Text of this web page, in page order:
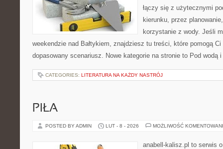
łączy się z użytecznymi
kierunku, przez
korzystanie z wody. Jeśli
weekendzie nad Bałtykiem, znajdziesz tu treści, które pomogą Ci
dopasowany scenariusz. Nowe kategorie na stronie to Pod
CATEGORIES: LITERATURA NA KAŻDY NASTRÓJ
PIŁA
POSTED BY ADMIN LUT - 8 - 2026 MOŻLIWOŚĆ
anabell-kalisz.pl to serwis